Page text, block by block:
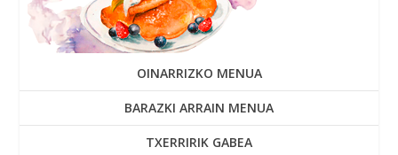
OINARRIZKO MENUA
BARAZKI ARRAIN MENUA
TXERRIRIK GABEA